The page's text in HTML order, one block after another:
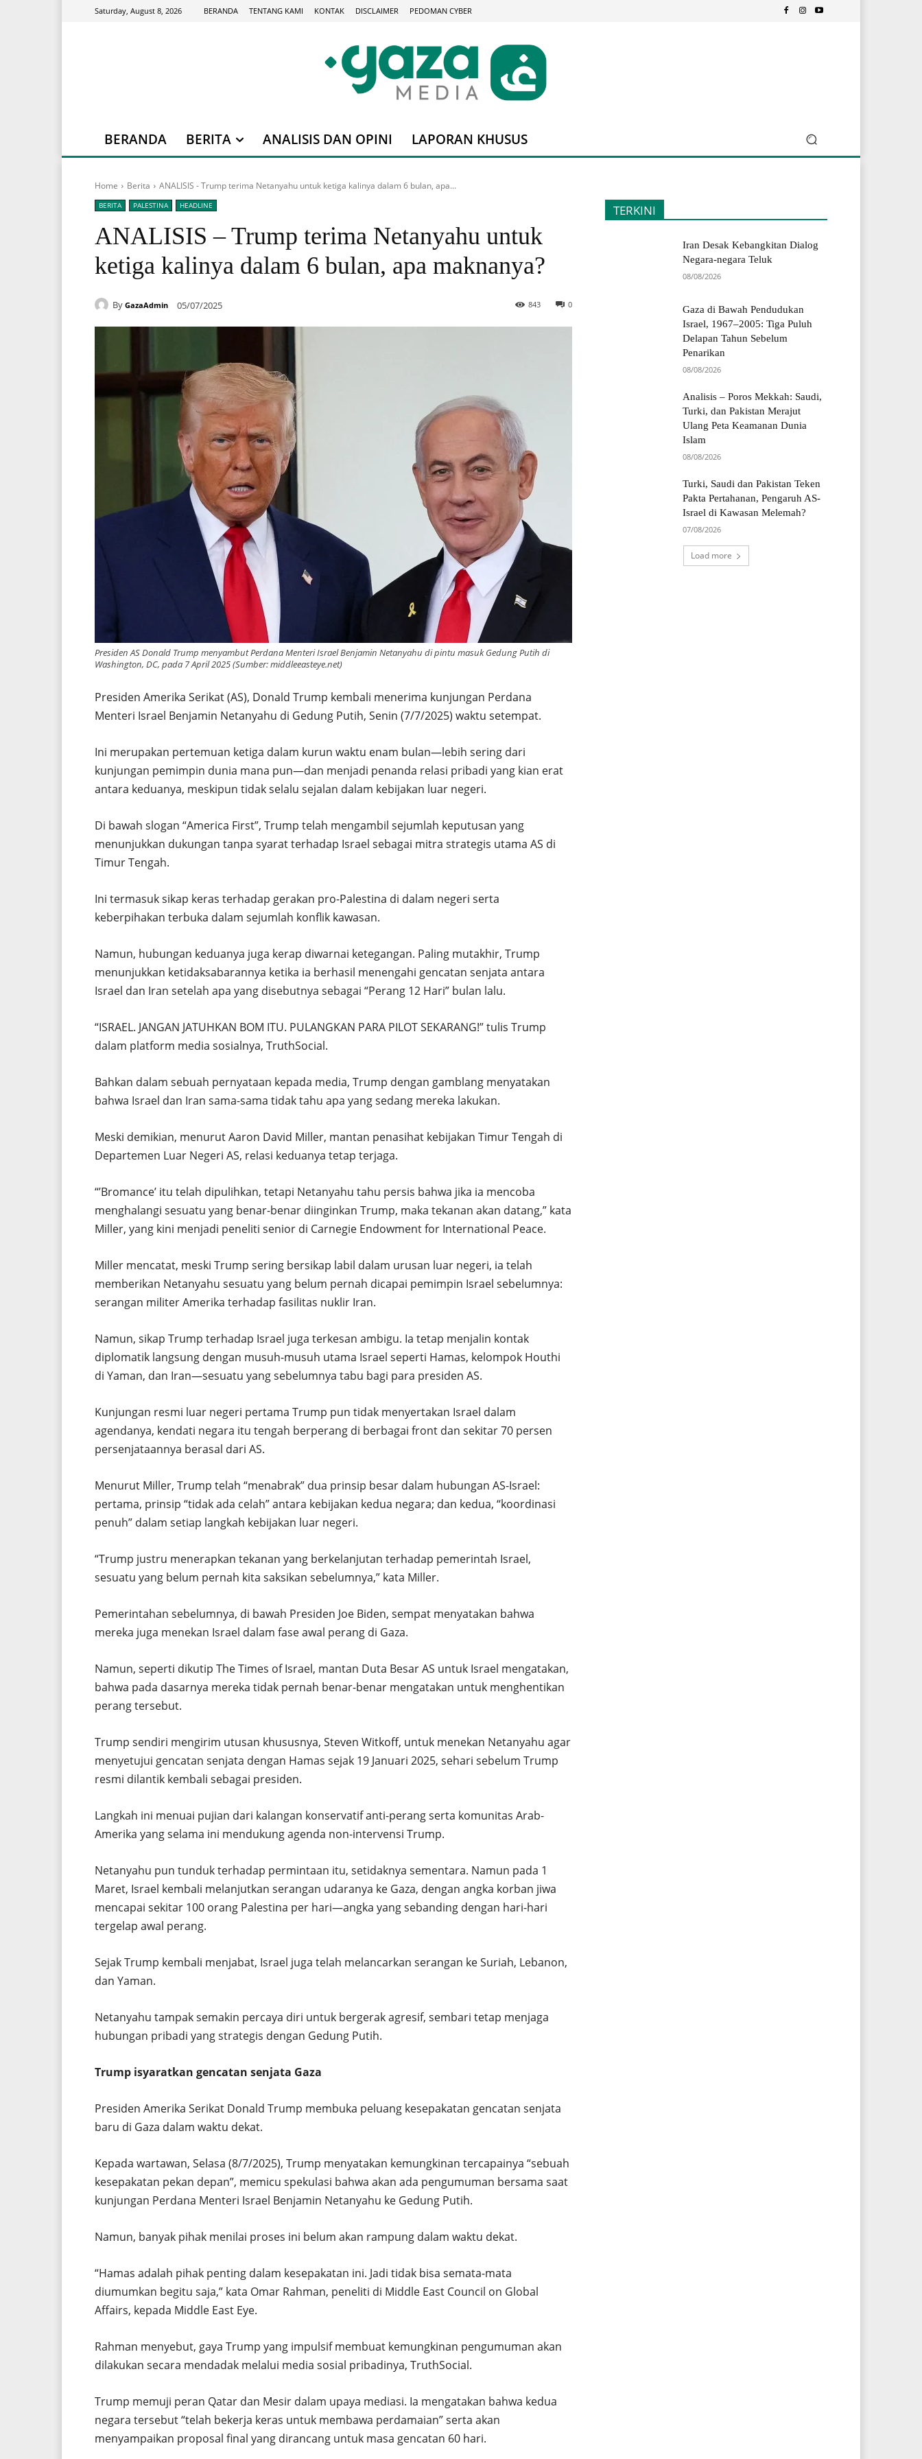
Saturday, August 8, 2026 BERANDA TENTANG KAMI KONTAK DISCLAIMER PEDOMAN CYBER
BERANDA BERITA ANALISIS DAN OPINI LAPORAN KHUSUS
Home Berita ANALISIS - Trump terima Netanyahu untuk ketiga kalinya dalam 6 bulan, apa...
BERITA PALESTINA HEADLINE
ANALISIS – Trump terima Netanyahu untuk
ketiga kalinya dalam 6 bulan, apa maknanya?
By GazaAdmin 05/07/2025 0
843
Presiden AS Donald Trump menyambut Perdana Menteri Israel Benjamin Netanyahu di pintu masuk Gedung Putih di
Washington, DC, pada 7 April 2025 (Sumber: middleeasteye.net)
Presiden Amerika Serikat (AS), Donald Trump kembali menerima kunjungan Perdana
Menteri Israel Benjamin Netanyahu di Gedung Putih, Senin (7/7/2025) waktu setempat.
Ini merupakan pertemuan ketiga dalam kurun waktu enam bulan—lebih sering dari
kunjungan pemimpin dunia mana pun—dan menjadi penanda relasi pribadi yang kian erat
antara keduanya, meskipun tidak selalu sejalan dalam kebijakan luar negeri.
Di bawah slogan “America First”, Trump telah mengambil sejumlah keputusan yang
menunjukkan dukungan tanpa syarat terhadap Israel sebagai mitra strategis utama AS di
Timur Tengah.
Ini termasuk sikap keras terhadap gerakan pro-Palestina di dalam negeri serta
keberpihakan terbuka dalam sejumlah konflik kawasan.
Namun, hubungan keduanya juga kerap diwarnai ketegangan. Paling mutakhir, Trump
menunjukkan ketidaksabarannya ketika ia berhasil menengahi gencatan senjata antara
Israel dan Iran setelah apa yang disebutnya sebagai “Perang 12 Hari” bulan lalu.
“ISRAEL. JANGAN JATUHKAN BOM ITU. PULANGKAN PARA PILOT SEKARANG!” tulis Trump
dalam platform media sosialnya, TruthSocial.
Bahkan dalam sebuah pernyataan kepada media, Trump dengan gamblang menyatakan
bahwa Israel dan Iran sama-sama tidak tahu apa yang sedang mereka lakukan.
Meski demikian, menurut Aaron David Miller, mantan penasihat kebijakan Timur Tengah di
Departemen Luar Negeri AS, relasi keduanya tetap terjaga.
“’Bromance’ itu telah dipulihkan, tetapi Netanyahu tahu persis bahwa jika ia mencoba
menghalangi sesuatu yang benar-benar diinginkan Trump, maka tekanan akan datang,” kata
Miller, yang kini menjadi peneliti senior di Carnegie Endowment for International Peace.
Miller mencatat, meski Trump sering bersikap labil dalam urusan luar negeri, ia telah
memberikan Netanyahu sesuatu yang belum pernah dicapai pemimpin Israel sebelumnya:
serangan militer Amerika terhadap fasilitas nuklir Iran.
Namun, sikap Trump terhadap Israel juga terkesan ambigu. Ia tetap menjalin kontak
diplomatik langsung dengan musuh-musuh utama Israel seperti Hamas, kelompok Houthi
di Yaman, dan Iran—sesuatu yang sebelumnya tabu bagi para presiden AS.
Kunjungan resmi luar negeri pertama Trump pun tidak menyertakan Israel dalam
agendanya, kendati negara itu tengah berperang di berbagai front dan sekitar 70 persen
persenjataannya berasal dari AS.
Menurut Miller, Trump telah “menabrak” dua prinsip besar dalam hubungan AS-Israel:
pertama, prinsip “tidak ada celah” antara kebijakan kedua negara; dan kedua, “koordinasi
penuh” dalam setiap langkah kebijakan luar negeri.
“Trump justru menerapkan tekanan yang berkelanjutan terhadap pemerintah Israel,
sesuatu yang belum pernah kita saksikan sebelumnya,” kata Miller.
Pemerintahan sebelumnya, di bawah Presiden Joe Biden, sempat menyatakan bahwa
mereka juga menekan Israel dalam fase awal perang di Gaza.
Namun, seperti dikutip The Times of Israel, mantan Duta Besar AS untuk Israel mengatakan,
bahwa pada dasarnya mereka tidak pernah benar-benar mengatakan untuk menghentikan
perang tersebut.
Trump sendiri mengirim utusan khususnya, Steven Witkoff, untuk menekan Netanyahu agar
menyetujui gencatan senjata dengan Hamas sejak 19 Januari 2025, sehari sebelum Trump
resmi dilantik kembali sebagai presiden.
Langkah ini menuai pujian dari kalangan konservatif anti-perang serta komunitas Arab-
Amerika yang selama ini mendukung agenda non-intervensi Trump.
Netanyahu pun tunduk terhadap permintaan itu, setidaknya sementara. Namun pada 1
Maret, Israel kembali melanjutkan serangan udaranya ke Gaza, dengan angka korban jiwa
mencapai sekitar 100 orang Palestina per hari—angka yang sebanding dengan hari-hari
tergelap awal perang.
Sejak Trump kembali menjabat, Israel juga telah melancarkan serangan ke Suriah, Lebanon,
dan Yaman.
Netanyahu tampak semakin percaya diri untuk bergerak agresif, sembari tetap menjaga
hubungan pribadi yang strategis dengan Gedung Putih.
Trump isyaratkan gencatan senjata Gaza
Presiden Amerika Serikat Donald Trump membuka peluang kesepakatan gencatan senjata
baru di Gaza dalam waktu dekat.
Kepada wartawan, Selasa (8/7/2025), Trump menyatakan kemungkinan tercapainya “sebuah
kesepakatan pekan depan”, memicu spekulasi bahwa akan ada pengumuman bersama saat
kunjungan Perdana Menteri Israel Benjamin Netanyahu ke Gedung Putih.
Namun, banyak pihak menilai proses ini belum akan rampung dalam waktu dekat.
“Hamas adalah pihak penting dalam kesepakatan ini. Jadi tidak bisa semata-mata
diumumkan begitu saja,” kata Omar Rahman, peneliti di Middle East Council on Global
Affairs, kepada Middle East Eye.
Rahman menyebut, gaya Trump yang impulsif membuat kemungkinan pengumuman akan
dilakukan secara mendadak melalui media sosial pribadinya, TruthSocial.
Trump memuji peran Qatar dan Mesir dalam upaya mediasi. Ia mengatakan bahwa kedua
negara tersebut “telah bekerja keras untuk membawa perdamaian” serta akan
menyampaikan proposal final yang dirancang untuk masa gencatan 60 hari.
TERKINI
Iran Desak Kebangkitan Dialog
Negara-negara Teluk
08/08/2026
Gaza di Bawah Pendudukan
Israel, 1967–2005: Tiga Puluh
Delapan Tahun Sebelum
Penarikan
08/08/2026
Analisis – Poros Mekkah: Saudi,
Turki, dan Pakistan Merajut
Ulang Peta Keamanan Dunia
Islam
08/08/2026
Turki, Saudi dan Pakistan Teken
Pakta Pertahanan, Pengaruh AS-
Israel di Kawasan Melemah?
07/08/2026
Load more